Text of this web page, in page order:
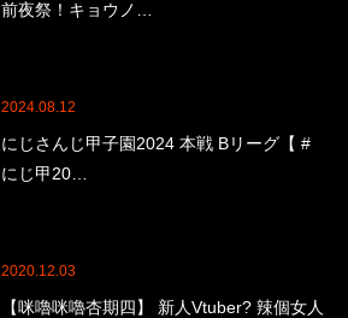
前夜祭！キョウノ…
2024.08.12
にじさんじ甲子園2024 本戦 Bリーグ【 #
にじ甲20…
2020.12.03
【咪嚕咪嚕杏期四】 新人Vtuber? 辣個女人